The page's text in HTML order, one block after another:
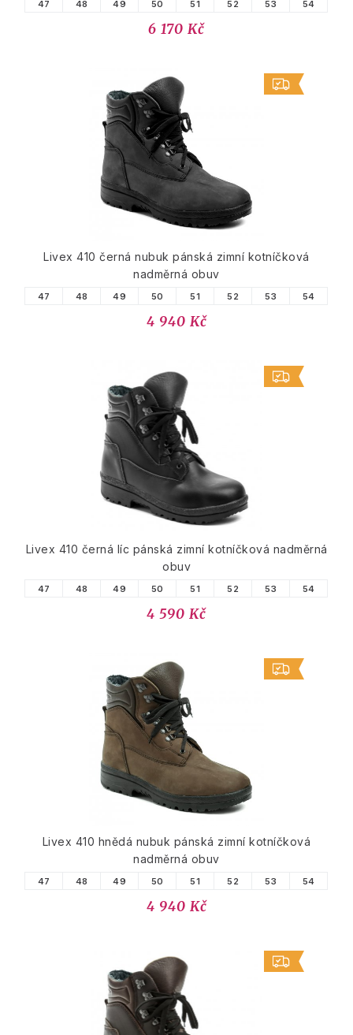
47 48 49 50 51 52 53 54
6 170 Kč
Livex 410 černá nubuk pánská zimní kotníčková
nadměrná obuv
47 48 49 50 51 52 53 54
4 940 Kč
Livex 410 černá líc pánská zimní kotníčková nadměrná
obuv
47 48 49 50 51 52 53 54
4 590 Kč
Livex 410 hnědá nubuk pánská zimní kotníčková
nadměrná obuv
47 48 49 50 51 52 53 54
4 940 Kč